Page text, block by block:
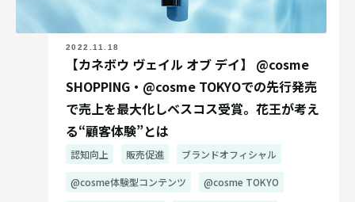
2022.11.18
【カネボウ ヴェイル オブ デイ】 @cosme
SHOPPING・@cosme TOKYOでの先行発売
で売上を最大化しベスコス受賞。花王が考え
る“顧客体験”とは
認知向上 販売促進 ブランドオフィシャル
@cosme体験型コンテンツ @cosme TOKYO